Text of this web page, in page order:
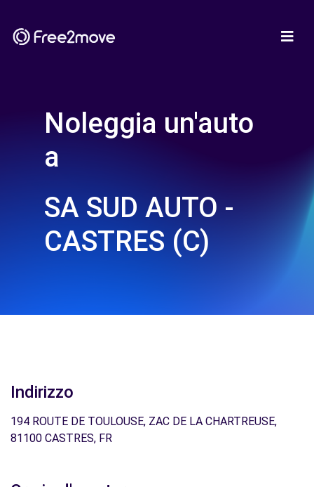
Noleggia un'auto
a
SA SUD AUTO -
CASTRES (C)
Indirizzo
194 ROUTE DE TOULOUSE, ZAC DE LA CHARTREUSE,
81100 CASTRES, FR